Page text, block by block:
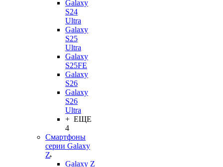
Galaxy
S24
Ultra
Galaxy
S25
Ultra
Galaxy
S25FE
Galaxy
S26
Galaxy
S26
Ultra
+ ЕЩЕ
4
Смартфоны
серии Galaxy
Z
Galaxy Z